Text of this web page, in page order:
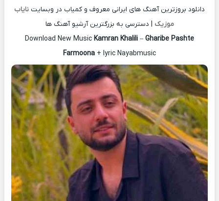
دانلود بروزترین آهنگ های ایرانی معروف و کمیاب در وبسایت نایاب
موزیک | دسترسی به بزرگترین آرشیو آهنگ ها
Download New Music Kamran Khalili – Gharibe Pashte
Farmoona + lyric Nayabmusic